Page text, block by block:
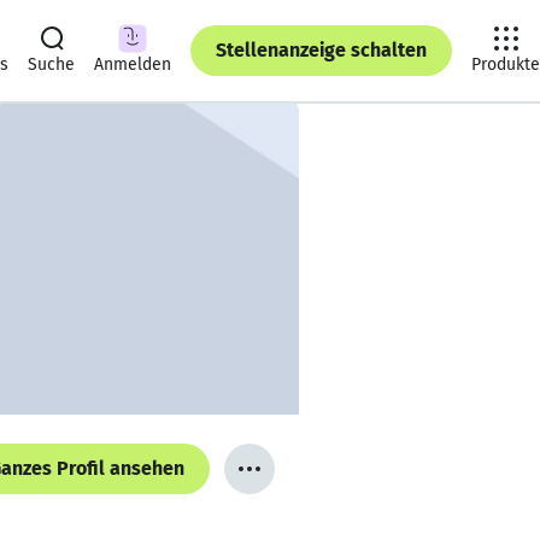
Suche Anmelden
Stellenanzeige schalten
Produkte
Profil ansehen